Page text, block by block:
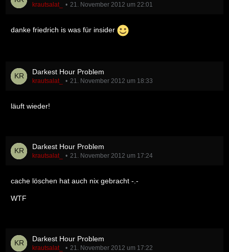
krautsalat_ 21. November 2012 um 22:01
danke friedrich is was für insider
Darkest Hour Problem
krautsalat_ 21. November 2012 um 18:33
läuft wieder!
Darkest Hour Problem
krautsalat_ 21. November 2012 um 17:24
cache löschen hat auch nix gebracht -.-
WTF
Darkest Hour Problem
krautsalat_ 21. November 2012 um 17:22